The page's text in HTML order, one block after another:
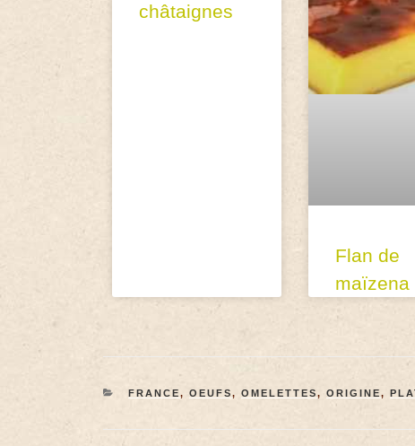
châtaignes
Flan de
maïzena
FRANCE, OEUFS, OMELETTES, ORIGINE,